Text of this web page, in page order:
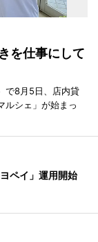
を仕事にして
で8月5日、店内貸
ルシェ」が始まっ
ペイ」運用開始